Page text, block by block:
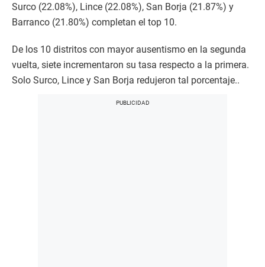
Surco (22.08%), Lince (22.08%), San Borja (21.87%) y
Barranco (21.80%) completan el top 10.
De los 10 distritos con mayor ausentismo en la segunda
vuelta, siete incrementaron su tasa respecto a la primera.
Solo Surco, Lince y San Borja redujeron tal porcentaje..